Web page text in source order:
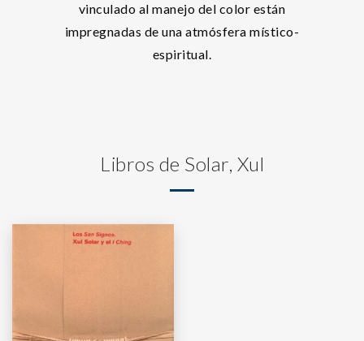
vinculado al manejo del color están
impregnadas de una atmósfera místico-
espiritual.
Libros de Solar, Xul